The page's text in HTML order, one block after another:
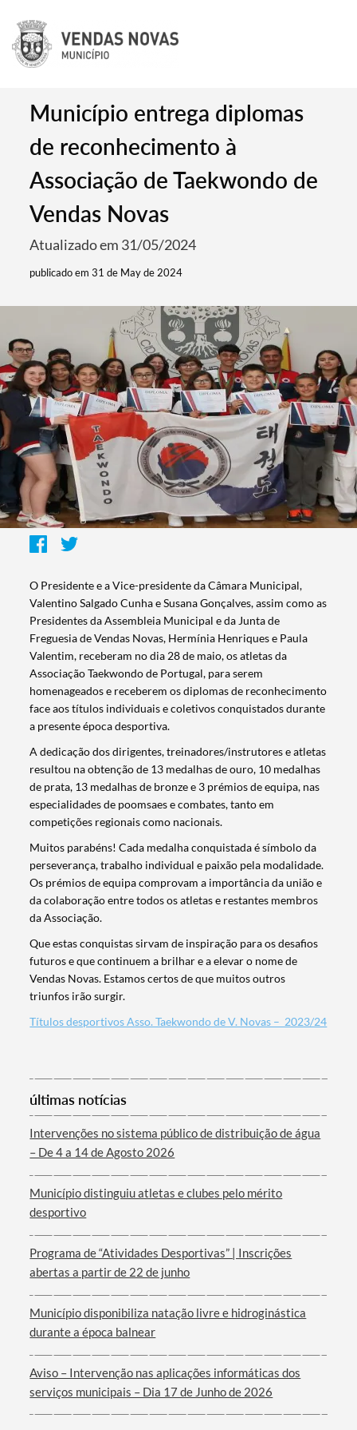
Categorias gerais
Filtros
Município entrega diplomas
de reconhecimento à
Associação de Taekwondo de
Vendas Novas
Atualizado em 31/05/2024
publicado em 31 de May de 2024
O Presidente e a Vice-presidente da Câmara Municipal,
Valentino Salgado Cunha e Susana Gonçalves, assim como as
Presidentes da Assembleia Municipal e da Junta de
Freguesia de Vendas Novas, Hermínia Henriques e Paula
Valentim, receberam no dia 28 de maio, os atletas da
Associação Taekwondo de Portugal, para serem
homenageados e receberem os diplomas de reconhecimento
face aos títulos individuais e coletivos conquistados durante
a presente época desportiva.
A dedicação dos dirigentes, treinadores/instrutores e atletas
resultou na obtenção de 13 medalhas de ouro, 10 medalhas
de prata, 13 medalhas de bronze e 3 prémios de equipa, nas
especialidades de poomsaes e combates, tanto em
competições regionais como nacionais.
Muitos parabéns! Cada medalha conquistada é símbolo da
perseverança, trabalho individual e paixão pela modalidade.
Os prémios de equipa comprovam a importância da união e
da colaboração entre todos os atletas e restantes membros
da Associação.
Que estas conquistas sirvam de inspiração para os desafios
futuros e que continuem a brilhar e a elevar o nome de
Vendas Novas. Estamos certos de que muitos outros
triunfos irão surgir.
Títulos desportivos Asso. Taekwondo de V. Novas – 2023/24
últimas notícias
Intervenções no sistema público de distribuição de água
– De 4 a 14 de Agosto 2026
Município distinguiu atletas e clubes pelo mérito
desportivo
Programa de “Atividades Desportivas” | Inscrições
abertas a partir de 22 de junho
Município disponibiliza natação livre e hidroginástica
durante a época balnear
Aviso – Intervenção nas aplicações informáticas dos
serviços municipais – Dia 17 de Junho de 2026